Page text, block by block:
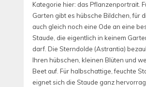
Kategorie hier: das Pflanzenportrait.
Garten gibt es hübsche Bildchen, für
auch gleich noch eine Ode an eine
Staude, die eigentlich in keinem
darf. Die Sterndolde (Astrantia)
Ihren hübschen, kleinen Blüten und
Beet auf. Für halbschattige, feuchte
eignet sich die Staude ganz